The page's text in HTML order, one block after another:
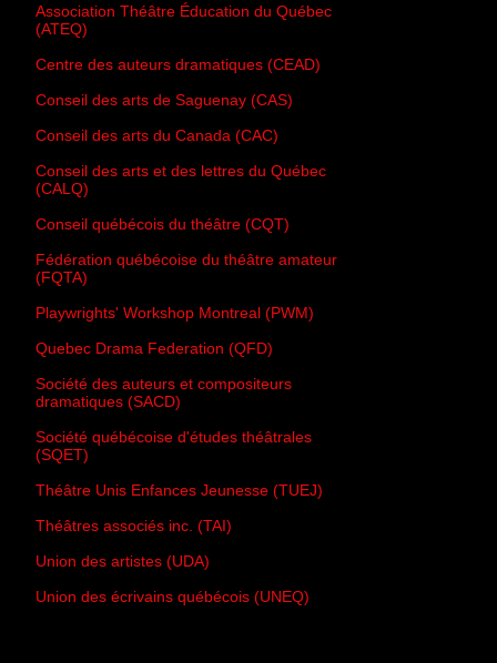
Association Théâtre Éducation du Québec
(ATEQ)
Centre des auteurs dramatiques (CEAD)
Conseil des arts de Saguenay (CAS)
Conseil des arts du Canada (CAC)
Conseil des arts et des lettres du Québec
(CALQ)
Conseil québécois du théâtre (CQT)
Fédération québécoise du théâtre amateur
(FQTA)
Playwrights' Workshop Montreal (PWM)
Quebec Drama Federation (QFD)
Société des auteurs et compositeurs
dramatiques (SACD)
Société québécoise d'études théâtrales
(SQET)
Théâtre Unis Enfances Jeunesse (TUEJ)
Théâtres associés inc. (TAI)
Union des artistes (UDA)
Union des écrivains québécois (UNEQ)